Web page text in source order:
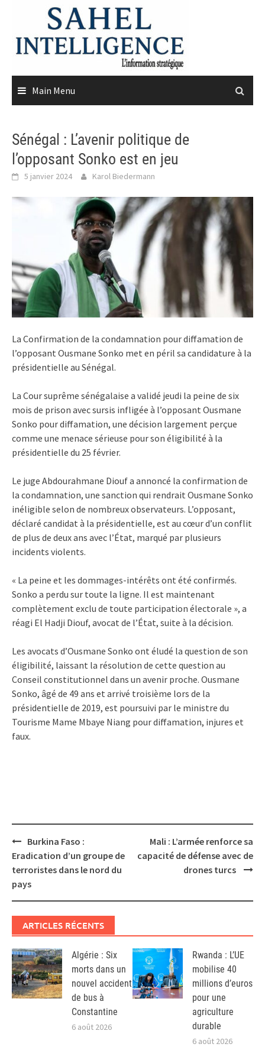
content
Main Menu
Sénégal : L’avenir politique de
l’opposant Sonko est en jeu
5 janvier 2024 Karol Biedermann
La Confirmation de la condamnation pour diffamation de
l’opposant Ousmane Sonko met en péril sa candidature à la
présidentielle au Sénégal.
La Cour suprême sénégalaise a validé jeudi la peine de six
mois de prison avec sursis infligée à l’opposant Ousmane
Sonko pour diffamation, une décision largement perçue
comme une menace sérieuse pour son éligibilité à la
présidentielle du 25 février.
Le juge Abdourahmane Diouf a annoncé la confirmation de
la condamnation, une sanction qui rendrait Ousmane Sonko
inéligible selon de nombreux observateurs. L’opposant,
déclaré candidat à la présidentielle, est au cœur d’un conflit
de plus de deux ans avec l’État, marqué par plusieurs
incidents violents.
« La peine et les dommages-intérêts ont été confirmés.
Sonko a perdu sur toute la ligne. Il est maintenant
complètement exclu de toute participation électorale », a
réagi El Hadji Diouf, avocat de l’État, suite à la décision.
Les avocats d’Ousmane Sonko ont éludé la question de son
éligibilité, laissant la résolution de cette question au
Conseil constitutionnel dans un avenir proche. Ousmane
Sonko, âgé de 49 ans et arrivé troisième lors de la
présidentielle de 2019, est poursuivi par le ministre du
Tourisme Mame Mbaye Niang pour diffamation, injures et
faux.
Post
navigation
Burkina Faso :
Eradication d’un groupe de
terroristes dans le nord du
pays
Mali : L’armée renforce sa
capacité de défense avec de
drones turcs
ARTICLES RÉCENTS
Algérie : Six
morts dans un
nouvel accident
de bus à
Constantine
6 août 2026
Rwanda : L’UE
mobilise 40
millions d’euros
pour une
agriculture
durable
6 août 2026